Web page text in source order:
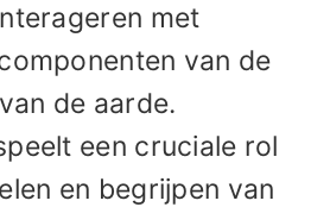
met
van de
de aarde.
een cruciale rol
en begrijpen van